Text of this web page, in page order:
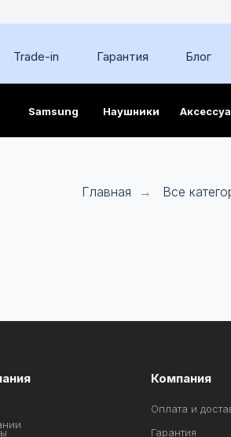
Блог
Гарантия
Trade-in
Наушники
Samsung
Главная → Все
Компания
Оплата и
Гарантия